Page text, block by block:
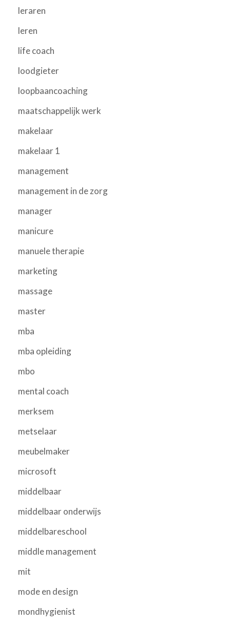
leraren
leren
life coach
loodgieter
loopbaancoaching
maatschappelijk werk
makelaar
makelaar 1
management
management in de zorg
manager
manicure
manuele therapie
marketing
massage
master
mba
mba opleiding
mbo
mental coach
merksem
metselaar
meubelmaker
microsoft
middelbaar
middelbaar onderwijs
middelbareschool
middle management
mit
mode en design
mondhygienist